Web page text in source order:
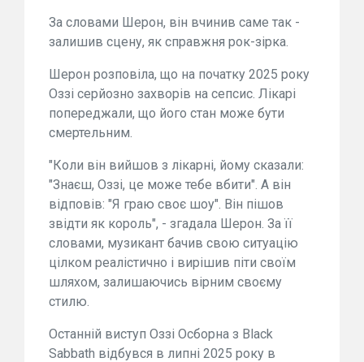
За словами Шерон, він вчинив саме так -
залишив сцену, як справжня рок-зірка.
Шерон розповіла, що на початку 2025 року
Оззі серйозно захворів на сепсис. Лікарі
попереджали, що його стан може бути
смертельним.
"Коли він вийшов з лікарні, йому сказали:
"Знаєш, Оззі, це може тебе вбити". А він
відповів: "Я граю своє шоу". Він пішов
звідти як король", - згадала Шерон. За її
словами, музикант бачив свою ситуацію
цілком реалістично і вирішив піти своїм
шляхом, залишаючись вірним своєму
стилю.
Останній виступ Оззі Осборна з Black
Sabbath відбувся в липні 2025 року в